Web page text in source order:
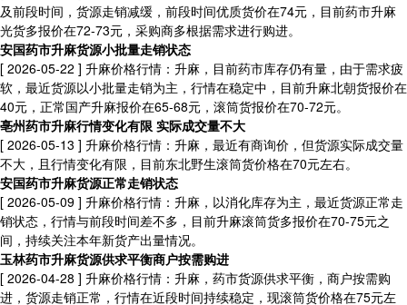
及前段时间，货源走销减缓，前段时间优质货价在74元，目前药市升麻
光货多报价在72-73元，采购商多根据需求进行购进。
安国药市升麻货源小批量走销状态
[ 2026-05-22 ] 升麻价格行情：升麻，目前药市库存仍有量，由于需求疲
软，最近货源以小批量走销为主，行情在稳定中，目前升麻北朝货报价在
40元，正常国产升麻报价在65-68元，滚筒货报价在70-72元。
亳州药市升麻行情变化有限 实际成交量不大
[ 2026-05-13 ] 升麻价格行情：升麻，最近有商询价，但货源实际成交量
不大，且行情变化有限，目前东北野生滚筒货价格在70元左右。
安国药市升麻货源正常走销状态
[ 2026-05-09 ] 升麻价格行情：升麻，以消化库存为主，最近货源正常走
销状态，行情与前段时间差不多，目前升麻滚筒货多报价在70-75元之
间，持续关注本年新货产出量情况。
玉林药市升麻货源供求平衡商户按需购进
[ 2026-04-28 ] 升麻价格行情：升麻，药市货源供求平衡，商户按需购
进，货源走销正常，行情在近段时间持续稳定，现滚筒货价格在75元左